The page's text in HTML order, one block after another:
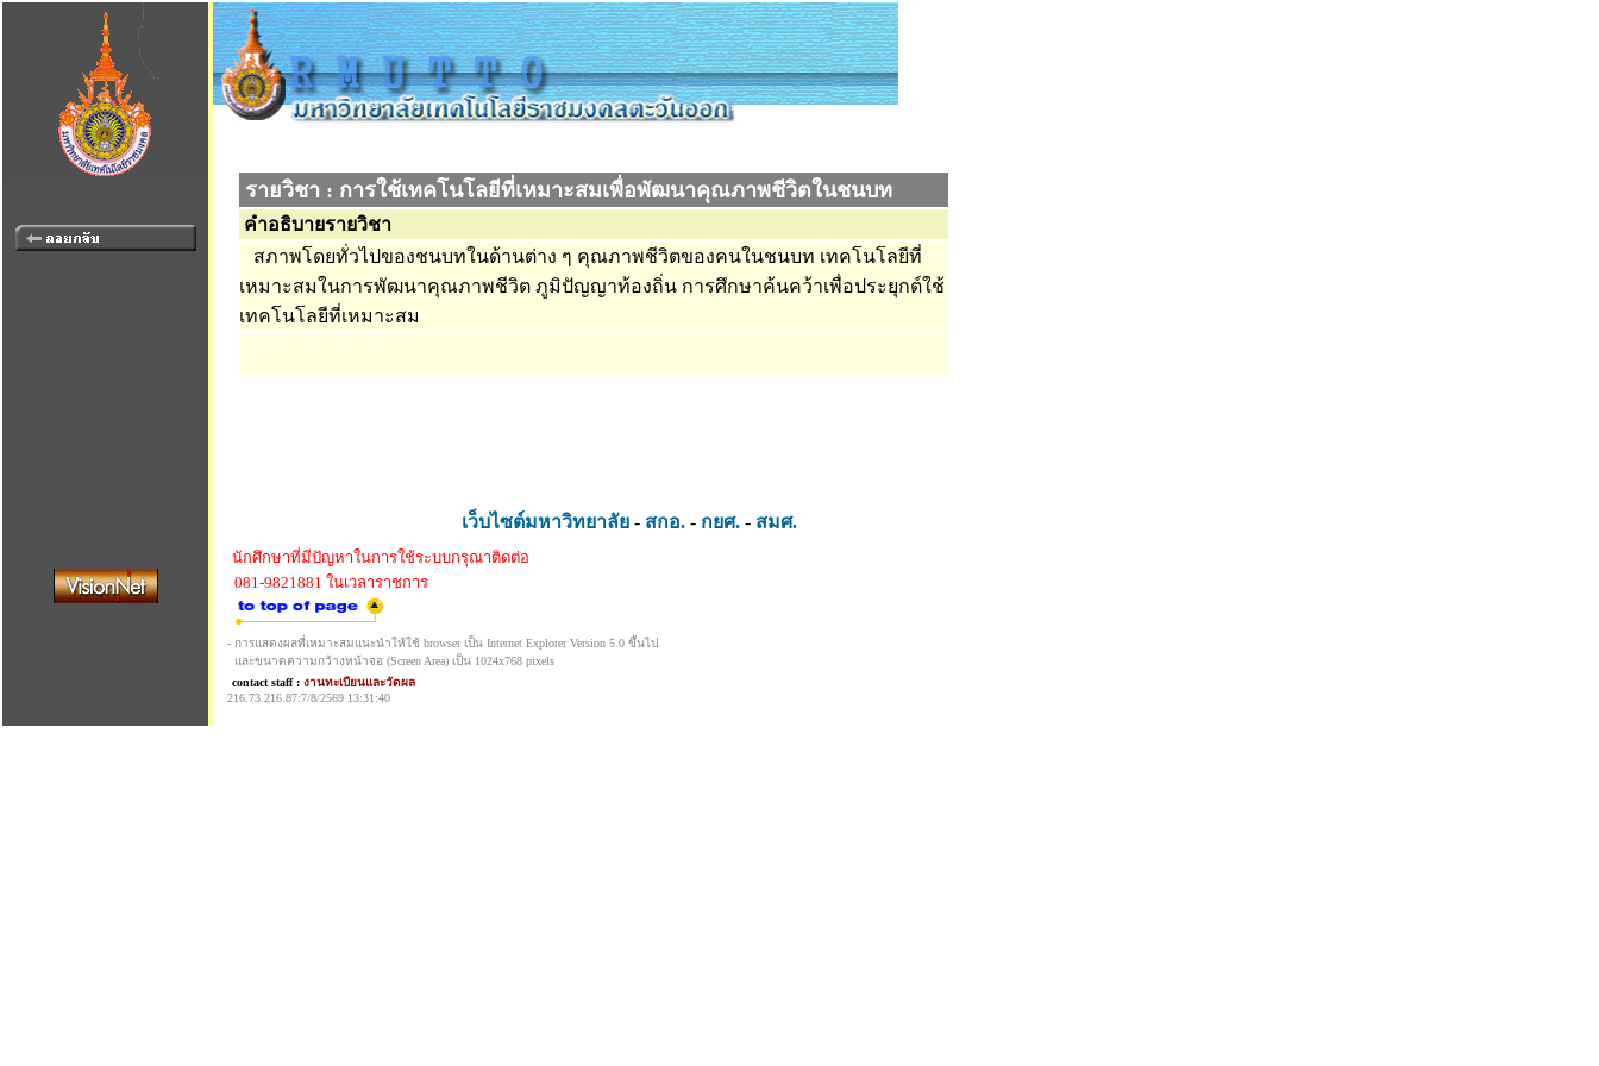
รายวิชา : การใช้เทคโนโลยีที่เหมาะสมเพื่อพัฒนาคุณภาพชีวิตในชนบท
คำอธิบายรายวิชา
สภาพโดยทั่วไปของชนบทในด้านต่าง ๆ คุณภาพชีวิตของคนในชนบท เทคโนโลยีที่
เหมาะสมในการพัฒนาคุณภาพชีวิต ภูมิปัญญาท้องถิ่น การศึกษาค้นคว้าเพื่อประยุกต์ใช้
เทคโนโลยีที่เหมาะสม
เว็บไซต์มหาวิทยาลัย - สกอ. - กยศ. - สมศ.
นักศึกษาที่มีปัญหาในการใช้ระบบกรุณาติดต่อ
081-9821881 ในเวลาราชการ
- การแสดงผลที่เหมาะสมแนะนำให้ใช้ browser เป็น Internet Explorer Version 5.0 ขึ้นไป
และขนาดความกว้างหน้าจอ (Screen Area) เป็น 1024x768 pixels
contact staff : งานทะเบียนและวัดผล
216.73.216.87:7/8/2569 13:31:40